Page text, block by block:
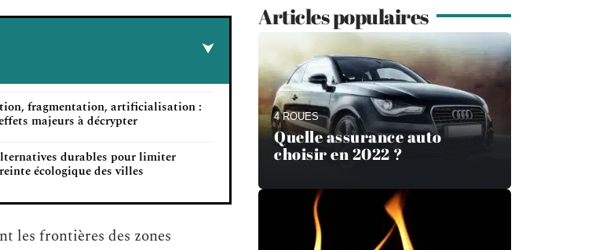
fragmentation, artificialisation :
majeurs à décrypter
durables pour limiter
écologique des villes
les frontières des zones
Articles populaires
4 ROUES
Quelle assurance auto
choisir en 2022 ?